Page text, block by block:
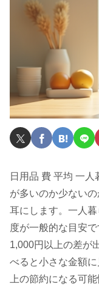
日用品 費 平均 一
が多いのか少ない
耳にします。一人
度が一般的な目安
1,000円以上の差が
べると小さな金額
上の節約になる可